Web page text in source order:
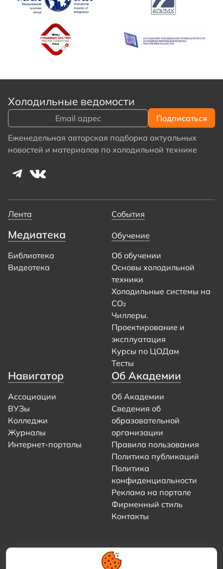
Холодильные ведомости
Еженедельная авторская подборка актуальных
новостей и материалов по холодильной технике
Лента События
Медиатека
Библиотека
Видеотека
Обучение
Об обучении
Основы холодильной
техники
Холодильные системы на
CO₂
Чиллеры.
Проектирование и
эксплуатация
Курсы по ЦОДам
Тесты
Навигатор
Ассоциации
ВУЗы
Колледжи
Журналы
Интернет-порталы
Об Академии
Об Академии
Сведения об
образовательной
организации
Правила пользования
Политика публикаций
Политика
конфиденциальности
Реклама на портале
Фирменный стиль
Контакты